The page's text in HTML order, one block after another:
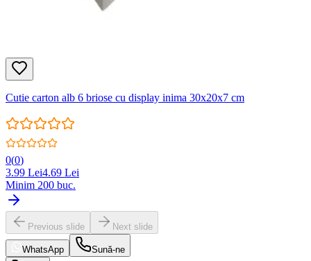
Cutie carton alb 6 briose cu display inima 30x20x7 cm
0(0)
3.99 Lei4.69 Lei
Minim 200 buc.
Previous slide Next slide
WhatsApp Sună-ne